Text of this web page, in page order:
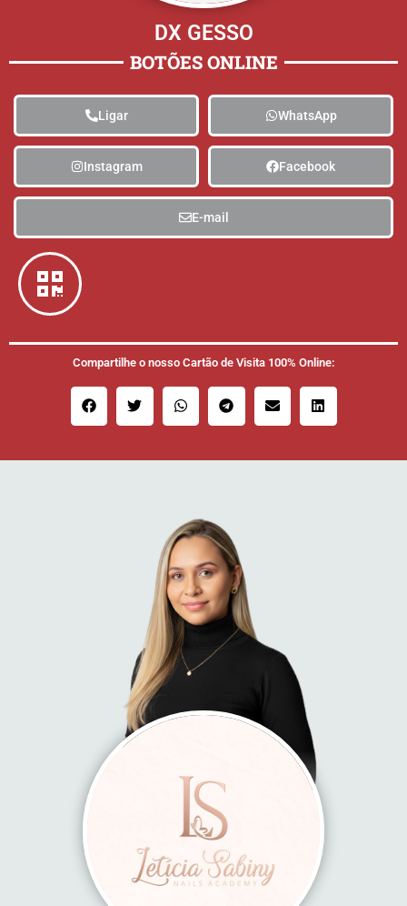
DX GESSO
BOTÕES ONLINE
Ligar WhatsApp
Instagram Facebook
E-mail
Compartilhe o nosso Cartão de Visita 100% Online: